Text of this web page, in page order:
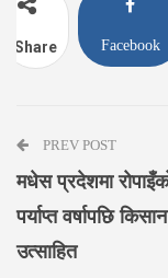
Share Facebook
PREV POST
मधेस प्रदेशमा
पर्याप्त वर्षापछि किसान
उत्साहित